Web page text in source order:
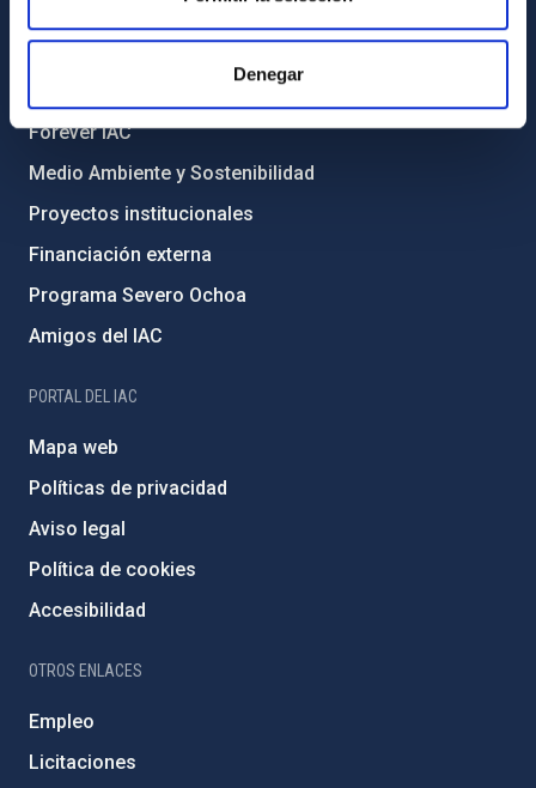
Denegar
Código ético y política antifraude
Igualdad y diversidad de género
Forever IAC
Medio Ambiente y Sostenibilidad
Proyectos institucionales
Financiación externa
Programa Severo Ochoa
Amigos del IAC
PORTAL DEL IAC
Mapa web
Políticas de privacidad
Aviso legal
Política de cookies
Accesibilidad
OTROS ENLACES
Empleo
Licitaciones